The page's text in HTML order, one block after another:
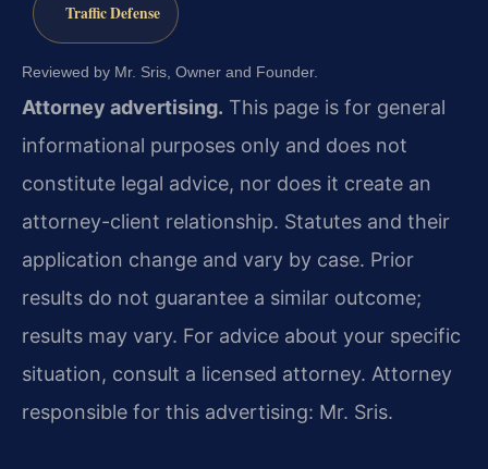
Traffic Defense
Reviewed by Mr. Sris, Owner and Founder.
Attorney advertising. This page is for general
informational purposes only and does not
constitute legal advice, nor does it create an
attorney-client relationship. Statutes and their
application change and vary by case. Prior
results do not guarantee a similar outcome;
results may vary. For advice about your specific
situation, consult a licensed attorney. Attorney
responsible for this advertising: Mr. Sris.